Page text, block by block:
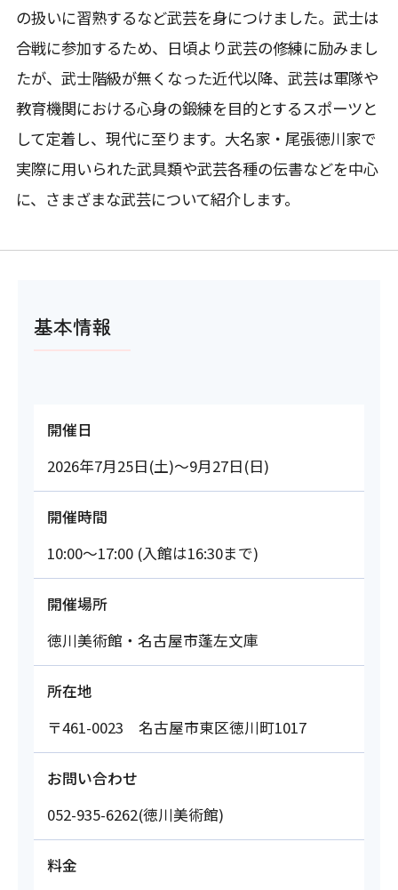
の扱いに習熟するなど武芸を身につけました。武士は
合戦に参加するため、日頃より武芸の修練に励みまし
たが、武士階級が無くなった近代以降、武芸は軍隊や
教育機関における心身の鍛練を目的とするスポーツと
して定着し、現代に至ります。大名家・尾張徳川家で
実際に用いられた武具類や武芸各種の伝書などを中心
に、さまざまな武芸について紹介します。
基本情報
開催日
2026年7月25日(土)～9月27日(日)
開催時間
10:00～17:00 (入館は16:30まで)
開催場所
徳川美術館・名古屋市蓬左文庫
所在地
〒461-0023 名古屋市東区徳川町1017
お問い合わせ
052-935-6262(徳川美術館)
料金